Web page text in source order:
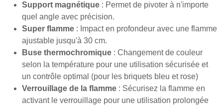
Support magnétique : Permet de pivoter à n'importe
quel angle avec précision.
Super flamme : Impact en profondeur avec une flamme
ajustable jusqu'à 30 cm.
Buse thermochromique : Changement de couleur
selon la température pour une utilisation sécurisée et
un contrôle optimal (pour les briquets bleu et rose)
Verrouillage de la flamme : Sécurisez la flamme en
activant le verrouillage pour une utilisation prolongée